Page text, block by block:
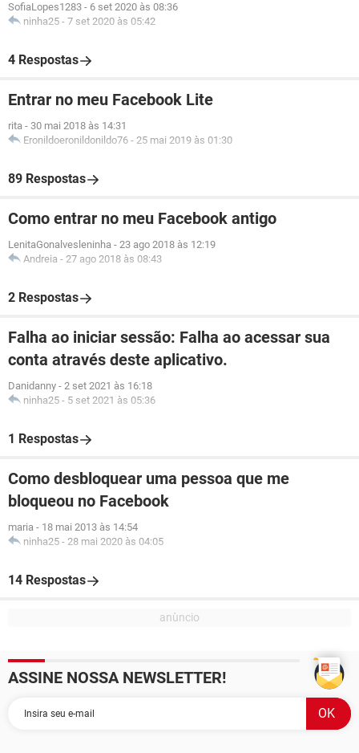
SofiaLopes1283 - 6 set 2020 às 08:36
ninha25 - 7 set 2020 às 05:42
4 Respostas
Entrar no meu Facebook Lite
rita - 30 mai 2018 às 14:31
Eronildoeronildonildo76 - 25 mai 2019 às 01:30
89 Respostas
Como entrar no meu Facebook antigo
LenitaGonalvesleninha - 23 ago 2018 às 12:19
Andreia - 27 ago 2018 às 08:43
2 Respostas
Falha ao iniciar sessão: Falha ao acessar sua
conta através deste aplicativo.
Danidanny - 2 set 2021 às 16:18
ninha25 - 5 set 2021 às 05:36
1 Respostas
Como desbloquear uma pessoa que me
bloqueou no Facebook
maria - 18 mai 2013 às 14:54
ninha25 - 28 mai 2020 às 04:05
14 Respostas
ASSINE NOSSA NEWSLETTER!